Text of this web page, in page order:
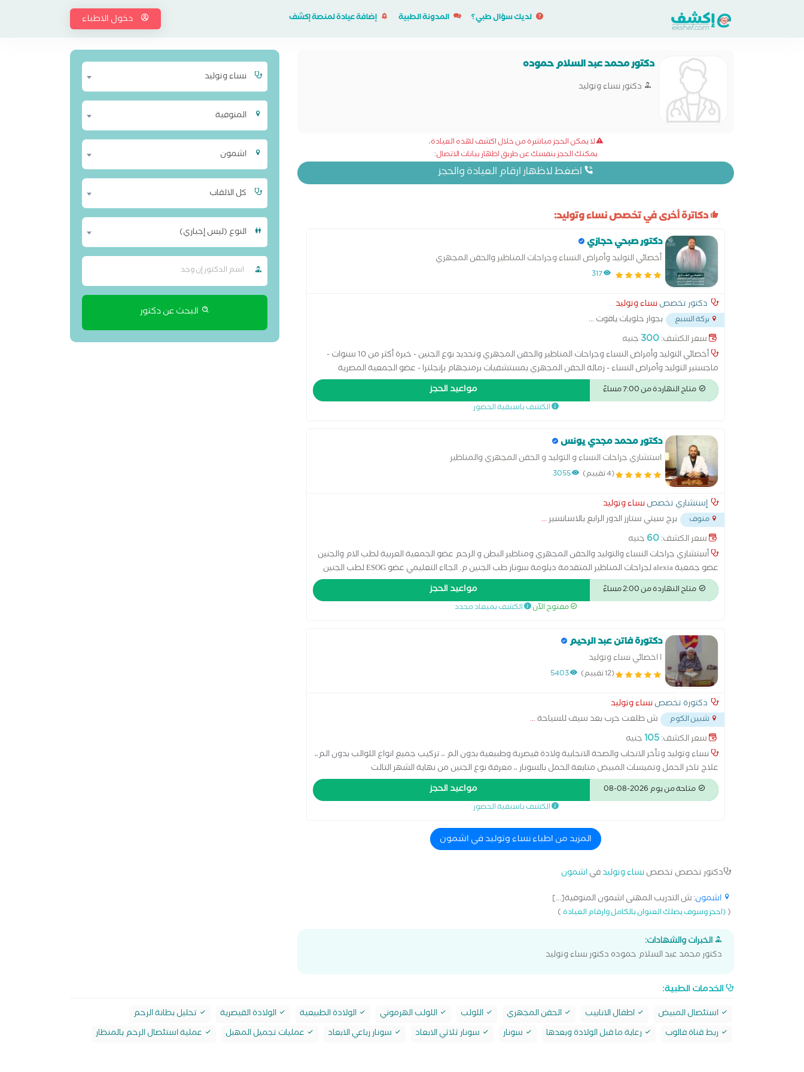
لديك سؤال طبي؟ المدونة الطبية إضافة عيادة لمنصة إكشف دخول الاطباء
دكتور محمد عبد السلام حموده
دكتور نساء وتوليد
لا يمكن الحجز مباشرة من خلال اكشف لهذه العيادة،
يمكنك الحجز بنفسك عن طريق اظهار بيانات الاتصال:
اضغط لاظهار ارقام العيادة والحجز
دكاترة أخرى في تخصص نساء وتوليد:
دكتور صبحي حجازي
أخصائي التوليد وأمراض النساء وجراحات المناظير والحقن المجهري
317
دكتور تخصصنساء وتوليد
بركة السبع بجوار حلويات ياقوت...
سعر الكشف:300 جنيه
أخصائي التوليد وأمراض النساء وجراحات المناظير والحقن المجهري وتحديد نوع الجنين - خبرة أكثر من 10 سنوات -
ماجستير التوليد وأمراض النساء - زمالة الحقن المجهري بمستشفيات برمنجهام بإنجلترا - عضو الجمعية المصرية
للتدخل الجراحي الدقيق - عضو رابطة النساء والتوليد
متاح النهاردة من 7:00 مساءً مواعيد الحجز
الكشف باسبقية الحضور
دكتور محمد مجدي يونس
استشاري جراحات النساء و التوليد و الحقن المجهري والمناظير
(4 تقييم) 3055
إستشاري تخصصنساء وتوليد
منوف برج سيتي ستارز الدور الرابع بالاسانسير...
سعر الكشف:60 جنيه
أستشاري جراحات النساء والتوليد والحقن المجهري ومناظير البطن و الرحم عضو الجمعية العربية لطب الام والجنين
عضو جمعية alexia لجراحات المناظير المتقدمة دبلومة سونار طب الجنين م. الجااء التعليمي عضو ESOG لطب الجنين
دبلومة الحقن المجهري المعتمدة من American association of continuous learning دبلومة الحقن المجهري من
الأكاديمية البريطانية
متاح النهاردة من 2:00 مساءً مواعيد الحجز
مفتوح الآن الكشف بميعاد محدد
دكتورة فاتن عبد الرحيم
ا اخصائي نساء وتوليد
(12 تقييم) 5403
دكتورة تخصصنساء وتوليد
شبين الكوم ش طلعت حرب بعد سيف للسياحة...
سعر الكشف:105جنيه
نساء وتوليد وتأخر الانجاب والصحة الانجابية ولادة قيصرية وطبيعية بدون الم ،، تركيب جميع انواع اللوالب بدون الم،،
علاج تاخر الحمل وتميسات المبيض متابعة الحمل بالسونار ،، معرفة نوع الجنين من نهاية الشهر التالت
متاحة من يوم 2026-08-08 مواعيد الحجز
الكشف باسبقية الحضور
المزيد من اطباء نساء وتوليد في اشمون
دكتور تخصص تخصصنساء وتوليدفياشمون
اشمون: ش التدريب المهنى اشمون المنوفية[...]
((احجز وسوف يصلك العنوان بالكامل وارقام العيادة)
الخبرات والشهادات:
دكتور محمد عبد السلام حموده دكتور نساء وتوليد
نساء وتوليد
المنوفية
اشمون
كل الالقاب
النوع (ليس إجباري)
البحث عن دكتور
الخدمات الطبية:
استئصال المبيض اطفال الانابيب الحقن المجهري اللولب اللولب الهرموني الولادة الطبيعية الولادة القيصرية
تحليل بطانة الرحم
ربط قناة فالوب
رعاية ما قبل الولادة وبعدها سونار سونار ثلاثي الابعاد سونار رباعي الابعاد عمليات تجميل المهبل عملية استئصال الرحم بالمنظار